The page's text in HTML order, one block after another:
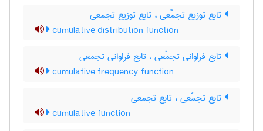
تابع توزیع تجمّعی ، تابع توزیع تجمعی
cumulative distribution function
تابع فراوانی تجمّعی ، تابع فراوانی تجمعی
cumulative frequency function
تابع تجمّعی ، تابع تجمعی
cumulative function